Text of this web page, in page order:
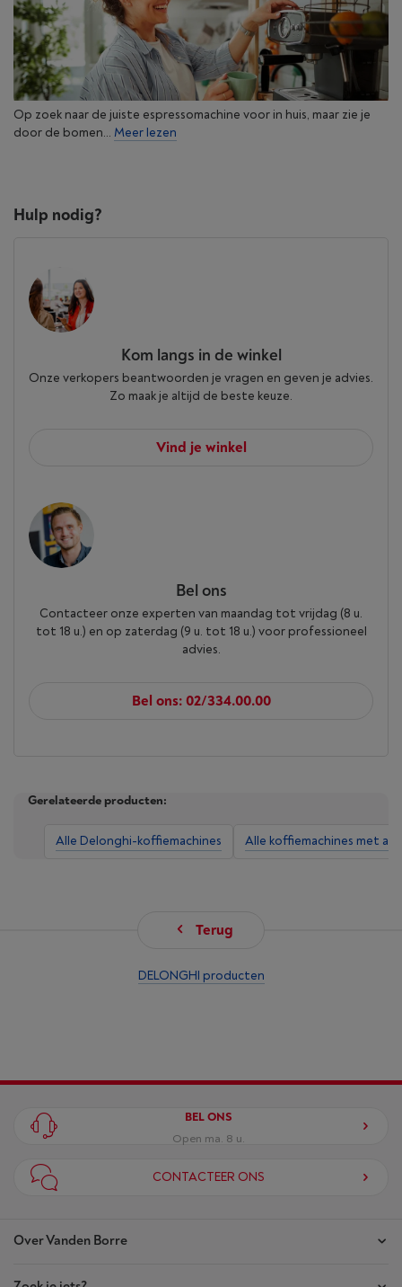
Op zoek naar de juiste espressomachine voor in huis, maar zie je
door de bomen... Meer lezen
Hulp nodig?
Kom langs in de winkel
Onze verkopers beantwoorden je vragen en geven je advies.
Zo maak je altijd de beste keuze.
Vind je winkel
Bel ons
Contacteer onze experten van maandag tot vrijdag (8 u.
tot 18 u.) en op zaterdag (9 u. tot 18 u.) voor professioneel
advies.
Bel ons: 02/334.00.00
Gerelateerde producten:
Alle Delonghi-koffiemachines Alle koffiemachines met
Terug
DELONGHI producten
Over Vanden Borre
BEL ONS
Open ma. 8 u.
CONTACTEER ONS